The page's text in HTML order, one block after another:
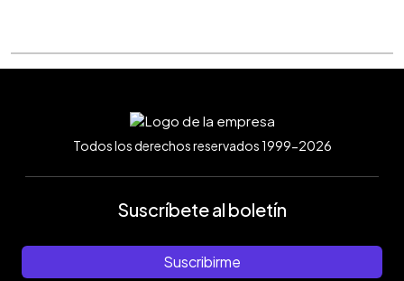
Todos los derechos reservados 1999-2026
Suscríbete al boletín
Suscribirme